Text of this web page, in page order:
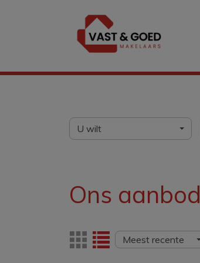
U wilt
Ons aanbod
Meest recente